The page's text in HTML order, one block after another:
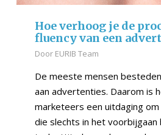
Hoe verhoog je de
fluency van een
Door EURIB Team
De meeste mensen
aan advertenties. Daarom is
marketeers een uitdaging
die slechts in het voorbijgaan